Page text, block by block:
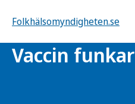
Folkhälsomyndigheten.se
Vaccin funkar